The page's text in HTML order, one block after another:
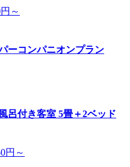
～
ーコンパニオンプラン
呂付き客室 5畳＋2ベッド
円～